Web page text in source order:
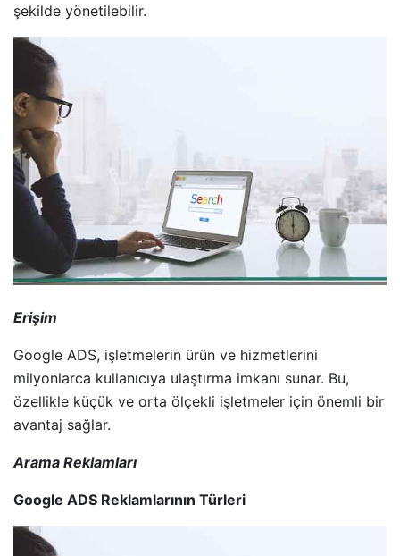
şekilde yönetilebilir.
Erişim
Google ADS, işletmelerin ürün ve hizmetlerini
milyonlarca kullanıcıya ulaştırma imkanı sunar. Bu,
özellikle küçük ve orta ölçekli işletmeler için önemli bir
avantaj sağlar.
Arama Reklamları
Google ADS Reklamlarının Türleri